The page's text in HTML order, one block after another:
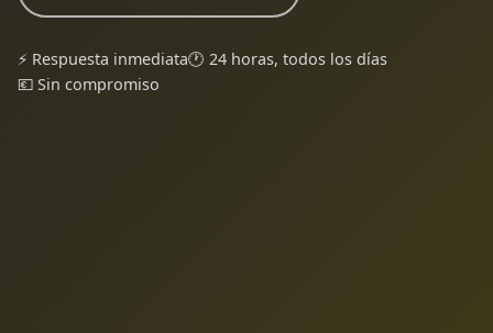
⚡ Respuesta inmediata🕐 24 horas, todos los días
💶 Sin compromiso